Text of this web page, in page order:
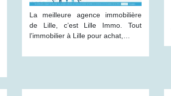
La meilleure agence immobilière
de Lille, c’est Lille Immo. Tout
l’immobilier à Lille pour achat,…